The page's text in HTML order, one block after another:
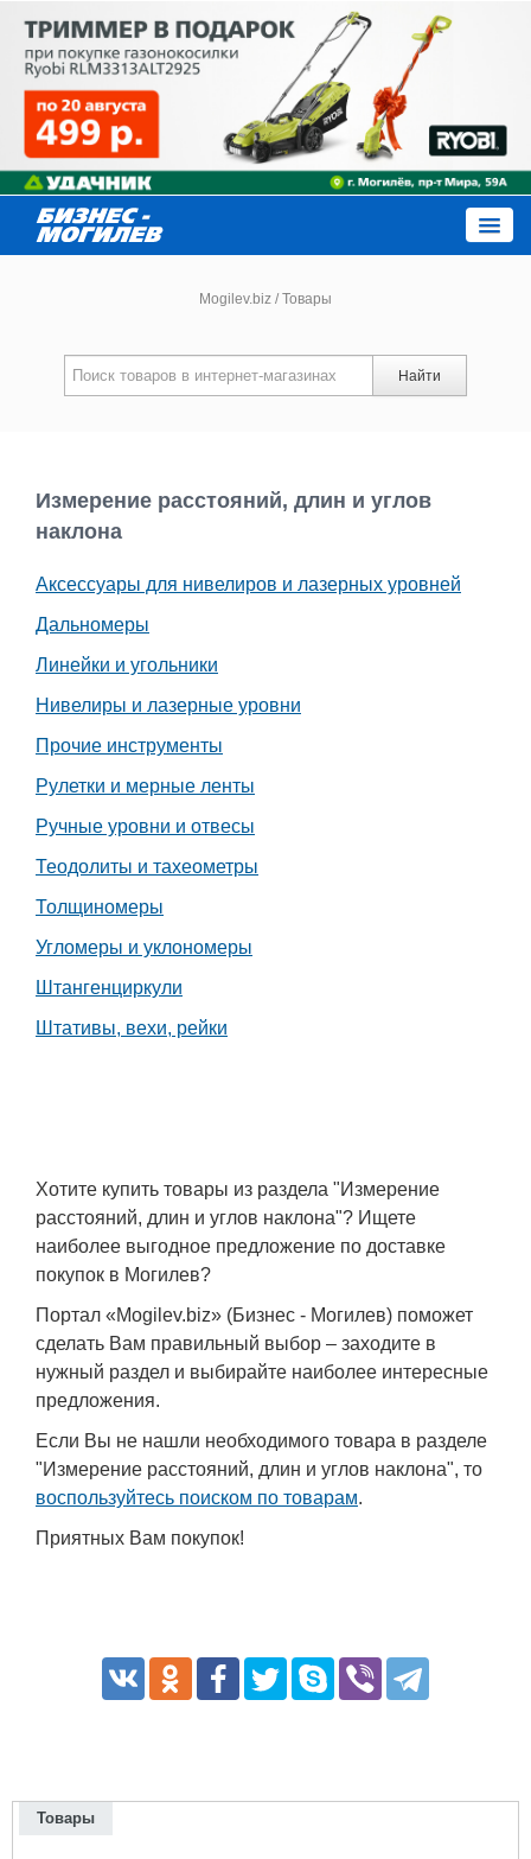
Новости компаний
Каталог
Афиша
Объявления
Транспорт
Погода
Курсы валют
Mogilev.biz /Товары
Найти
Измерение расстояний, длин и углов
наклона
Аксессуары для нивелиров и лазерных уровней
Дальномеры
Линейки и угольники
Нивелиры и лазерные уровни
Прочие инструменты
Рулетки и мерные ленты
Ручные уровни и отвесы
Теодолиты и тахеометры
Толщиномеры
Угломеры и уклономеры
Штангенциркули
Штативы, вехи, рейки
Хотите купить товары из раздела "Измерение
расстояний, длин и углов наклона"? Ищете
наиболее выгодное предложение по доставке
покупок в Могилев?
Портал «Mogilev.biz» (Бизнес - Могилев) поможет
сделать Вам правильный выбор – заходите в
нужный раздел и выбирайте наиболее интересные
предложения.
Если Вы не нашли необходимого товара в разделе
"Измерение расстояний, длин и углов наклона", то
воспользуйтесь поиском по товарам.
Приятных Вам покупок!
Товары